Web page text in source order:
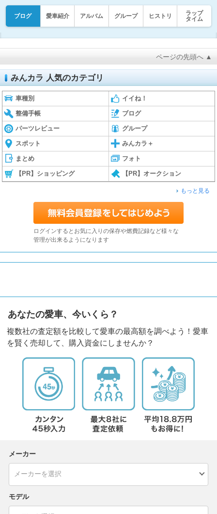
ブログ 愛車紹介 アルバム グループ ヒストリ
ラップ
タイム
ページの先頭へ ▲
みんカラ 人気のカテゴリ
車種別 イイね！
整備手帳 ブログ
パーツレビュー グループ
スポット みんカラ＋
まとめ フォト
【PR】ショッピング 【PR】オークション
もっと見る
ログインするとお気に入りの保存や燃費記録など様々な
管理が出来るようになります
あなたの愛車、今いくら？
複数社の査定額を比較して愛車の最高額を調べよう！愛車
を賢く売却して、購入資金にしませんか？
メーカー
モデル